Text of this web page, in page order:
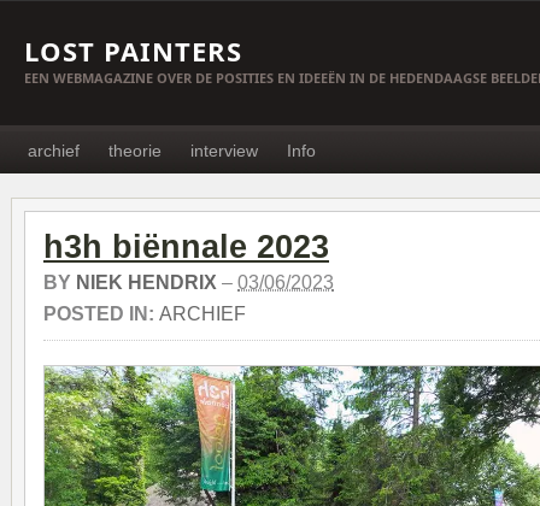
LOST PAINTERS
EEN WEBMAGAZINE OVER DE POSITIES EN IDEEËN IN DE HEDENDAAGSE
archief theorie interview Info
h3h biënnale 2023
BY NIEK HENDRIX – 03/06/2023
POSTED IN: ARCHIEF